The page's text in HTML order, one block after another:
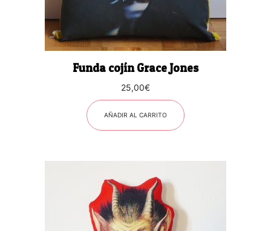
Funda cojín Grace Jones
25,00€
AÑADIR AL CARRITO